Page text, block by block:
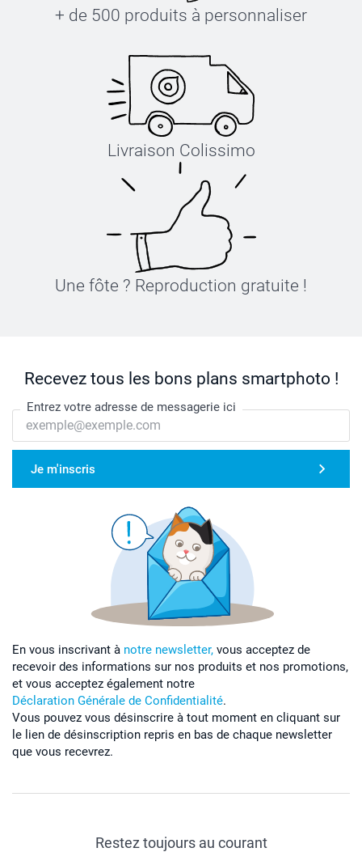
+ de 500 produits à personnaliser
Livraison Colissimo
Une fôte ? Reproduction gratuite !
Recevez tous les bons plans smartphoto !
Entrez votre adresse de messagerie ici
Je m'inscris
En vous inscrivant à notre newsletter, vous acceptez de
recevoir des informations sur nos produits et nos promotions,
et vous acceptez également notre
Déclaration Générale de Confidentialité.
Vous pouvez vous désinscrire à tout moment en cliquant sur
le lien de désinscription repris en bas de chaque newsletter
que vous recevrez.
Restez toujours au courant